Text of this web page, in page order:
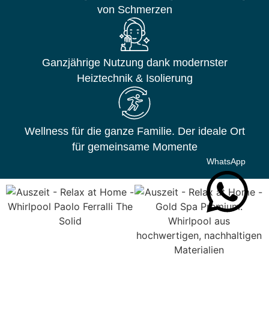
von Schmerzen
Ganzjährige Nutzung dank modernster
Heiztechnik & Isolierung
Wellness für die ganze Familie. Der ideale Ort
für gemeinsame Momente
WhatsApp